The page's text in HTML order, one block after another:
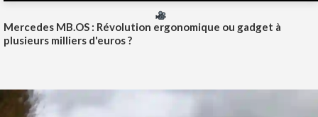
Mercedes MB.OS : Révolution ergonomique ou gadget à
plusieurs milliers d'euros ?